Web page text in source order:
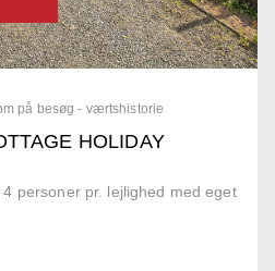
på besøg - værtshistorie
HOLIDAY
personer pr. lejlighed med eget